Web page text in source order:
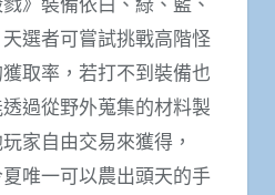
選者可嘗試挑戰高階怪
取率，若打不到裝備也
過從野外蒐集的材料製
家自由交易來獲得，
夏唯一可以農出頭天的手